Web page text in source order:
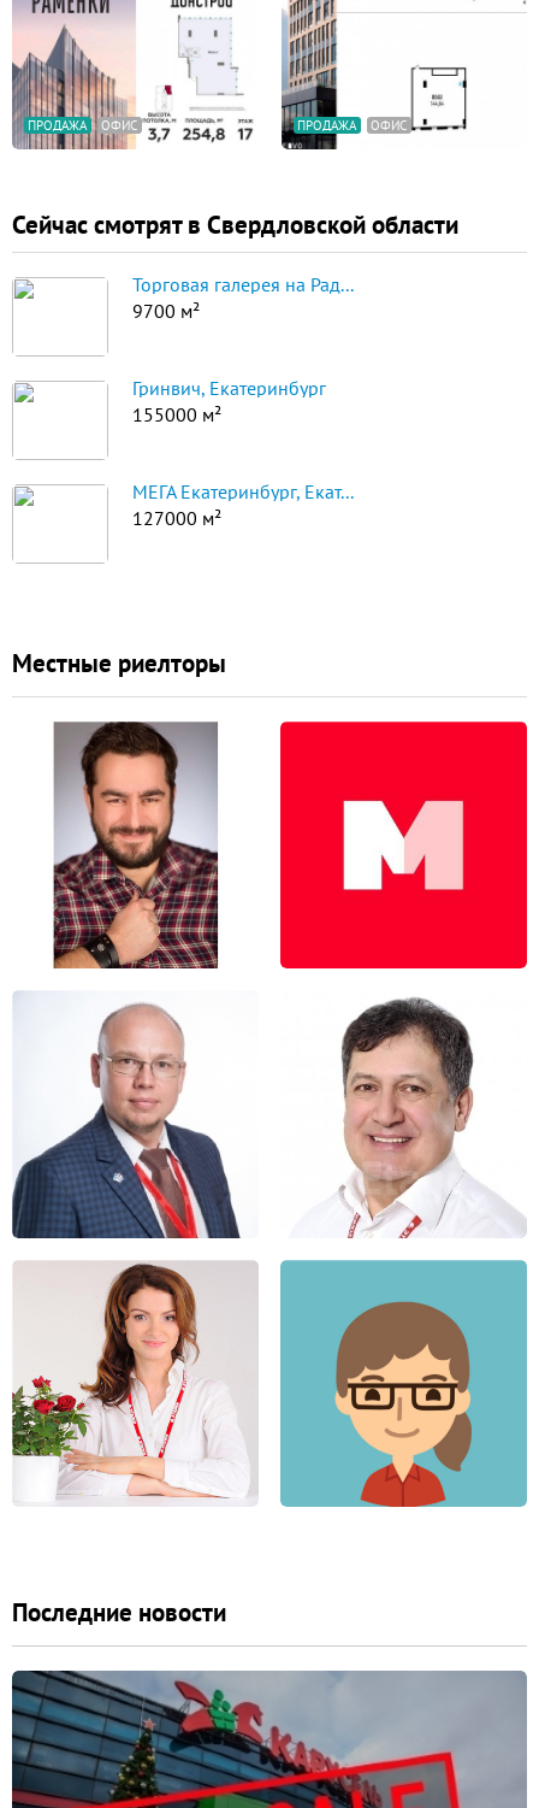
ПРОДАЖА ОФИС ПРОДАЖА ОФИС
Сейчас смотрят в Свердловской области
Торговая галерея на Рад...
9700 м²
Гринвич, Екатеринбург
155000 м²
МЕГА Екатеринбург, Екат...
127000 м²
Местные риелторы
Последние новости